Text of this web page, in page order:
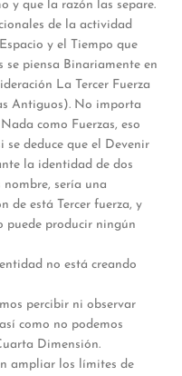
y que la razón las separe.
de la actividad
y el Tiempo que
se piensa Binariamente en
La Tercer Fuerza
Antiguos). No importa
como Fuerzas, eso
se deduce que el Devenir
la identidad de dos
nombre, sería una
de está Tercer fuerza, y
puede producir ningún
no está creando
percibir ni observar
como no podemos
Dimensión.
ampliar los límites de